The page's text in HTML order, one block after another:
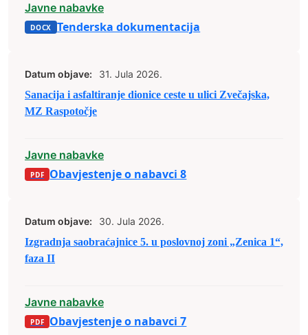
Javne nabavke
Tenderska dokumentacija
Datum objave:
31. Jula 2026.
Sanacija i asfaltiranje dionice ceste u ulici Zvečajska,
MZ Raspotočje
Javne nabavke
Obavjestenje o nabavci 8
Datum objave:
30. Jula 2026.
Izgradnja saobraćajnice 5. u poslovnoj zoni „Zenica 1“,
faza II
Javne nabavke
Obavjestenje o nabavci 7